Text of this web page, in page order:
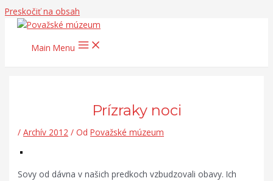
Preskočiť na obsah
Main Menu
Prízraky noci
/Archív 2012 / Od Považské múzeum
Sovy od dávna v našich predkoch vzbudzovali obavy. Ich